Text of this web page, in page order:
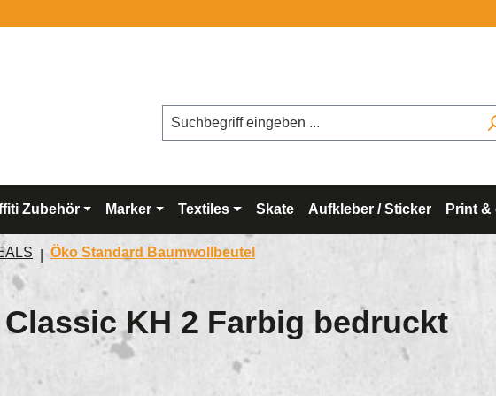
Kostenloser
Zubehör Marker Textiles Skate Aufkleber / Sticker Print &
Öko Standard Baumwollbeutel
KH 2 Farbig bedruckt